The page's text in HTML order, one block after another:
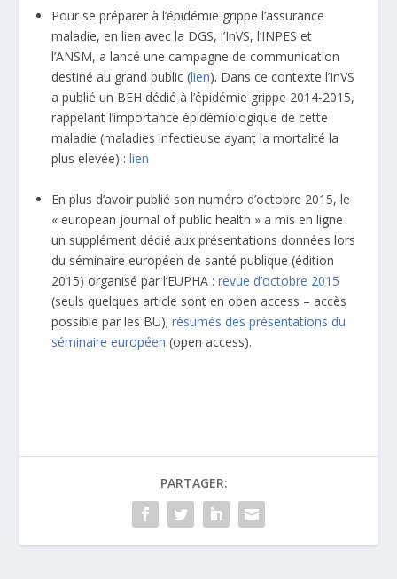
Pour se préparer à l’épidémie grippe l’assurance
maladie, en lien avec la DGS, l’InVS, l’INPES et
l’ANSM, a lancé une campagne de communication
destiné au grand public (lien). Dans ce contexte l’InVS
a publié un BEH dédié à l’épidémie grippe 2014-2015,
rappelant l’importance épidémiologique de cette
maladie (maladies infectieuse ayant la mortalité la
plus elevée) :lien
En plus d’avoir publié son numéro d’octobre 2015, le
« european journal of public health » a mis en ligne
un supplément dédié aux présentations données lors
du séminaire européen de santé publique (édition
2015) organisé par l’EUPHA :revue d’octobre 2015
(seuls quelques article sont en open access – accès
possible par les BU);résumés des présentations du
séminaire européen (open access).
PARTAGER: